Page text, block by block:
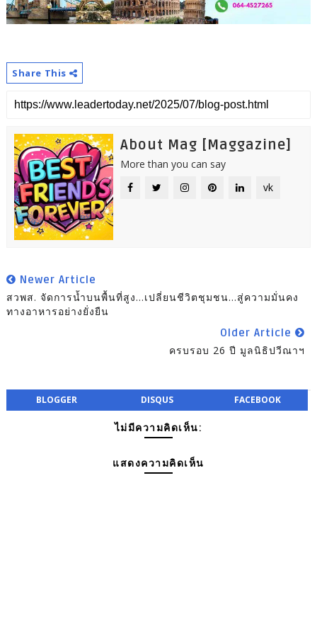
Share This
About Mag [Maggazine]
More than you can say
vk
Newer Article
สวพส. จัดการน้ำบนพื้นที่สูง…เปลี่ยนชีวิตชุมชน…สู่ความมั่นคง
ทางอาหารอย่างยั่งยืน
Older Article
ครบรอบ 26 ปี มูลนิธิปวีณาฯ
BLOGGER DISQUS FACEBOOK
ไม่มีความคิดเห็น:
แสดงความคิดเห็น